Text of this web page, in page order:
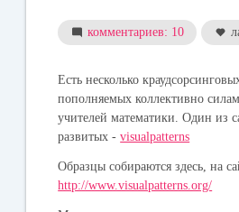
комментариев: 10
Есть несколько
пополняемых коллективно
учителей математики. Один из
развитых -visualpatterns
Образцы собираются здесь, на
http://www.visualpatterns.org/